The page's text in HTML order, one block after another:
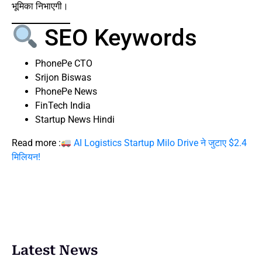
भूमिका निभाएगी।
SEO Keywords
PhonePe CTO
Srijon Biswas
PhonePe News
FinTech India
Startup News Hindi
Read more :
AI Logistics Startup Milo Drive ने जुटाए $2.4
मिलियन!
Latest News